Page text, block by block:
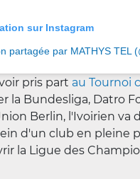
sur Instagram
partagée par MATHYS TEL
pris part au Tournoi
la Bundesliga, Datro
Berlin, l'Ivoirien va
d'un club en pleine
la Ligue des